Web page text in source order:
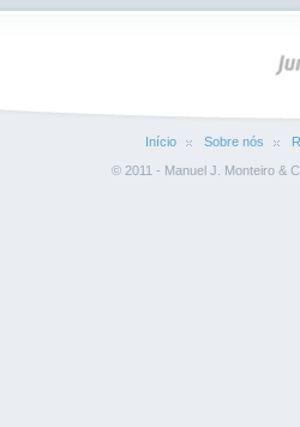
Início Sobre nós
© 2011 - Manuel J. Monteiro &